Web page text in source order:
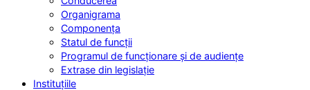
Organigrama
Componența
Statul de funcții
Programul de funcționare și de audiențe
Extrase din legislație
Instituțiile